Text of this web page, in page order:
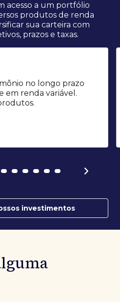
acesso a um portfólio
produtos de renda
sua carteira com
prazos e taxas.
no longo prazo
em renda variável.
investimentos